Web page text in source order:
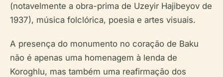
(notavelmente a obra-prima de Uzeyir Hajibeyov de
1937), música folclórica, poesia e artes visuais.
A presença do monumento no coração de Baku
não é apenas uma homenagem à lenda de
Koroghlu, mas também uma reafirmação dos